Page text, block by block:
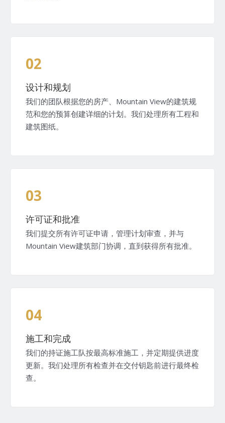
02
设计和规划
我们的团队根据您的房产、Mountain View的建筑规
范和您的预算创建详细的计划。我们处理所有工程和
建筑图纸。
03
许可证和批准
我们提交所有许可证申请，管理计划审查，并与
Mountain View建筑部门协调，直到获得所有批准。
04
施工和完成
我们的持证施工队按最高标准施工，并定期提供进度
更新。我们处理所有检查并在交付钥匙前进行最终检
查。